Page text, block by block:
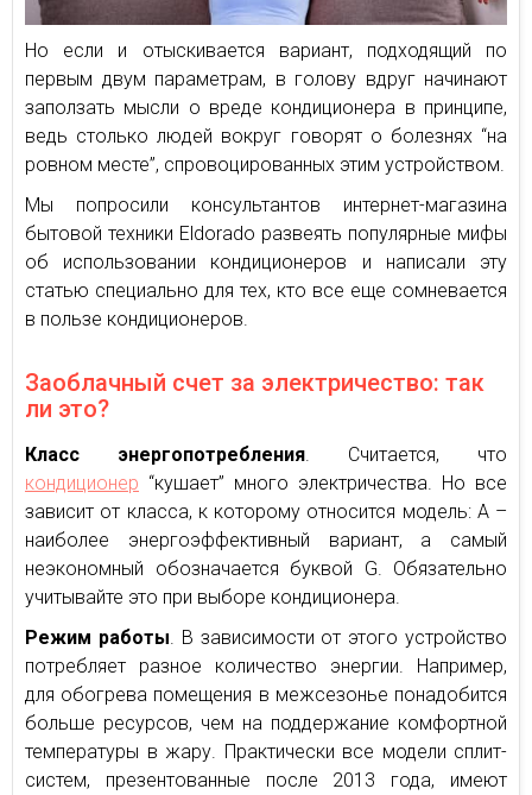
Но если и отыскивается вариант, подходящий по
первым двум параметрам, в голову вдруг начинают
заползать мысли о вреде кондиционера в принципе,
ведь столько людей вокруг говорят о болезнях “на
ровном месте”, спровоцированных этим устройством.
Мы попросили консультантов интернет-магазина
бытовой техники Eldorado развеять популярные мифы
об использовании кондиционеров и написали эту
статью специально для тех, кто все еще сомневается
в пользе кондиционеров.
Заоблачный счет за электричество: так
ли это?
Класс энергопотребления . Считается, что
кондиционер “кушает” много электричества. Но все
зависит от класса, к которому относится модель: А –
наиболее энергоэффективный вариант, а самый
неэкономный обозначается буквой G. Обязательно
учитывайте это при выборе кондиционера.
Режим работы . В зависимости от этого устройство
потребляет разное количество энергии. Например,
для обогрева помещения в межсезонье понадобится
больше ресурсов, чем на поддержание комфортной
температуры в жару. Практически все модели сплит-
систем, презентованные после 2013 года, имеют